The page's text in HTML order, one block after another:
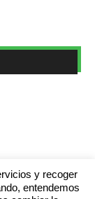
y recoger
entendemos